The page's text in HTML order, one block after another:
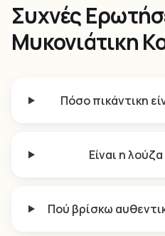
Συχνές
Μυκονιάτικη
Πόσο πικάντικη
Είναι η
Πού βρίσκω